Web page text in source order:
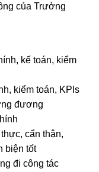
của Trưởng
kế toán, kiểm
kiểm toán, KPIs
đương
cẩn thận,
biện tốt
đi công tác